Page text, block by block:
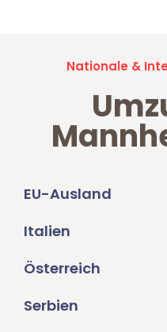
Nationale &
EU-Ausland
Italien
Österreich
Serbien